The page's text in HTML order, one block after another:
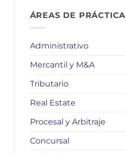
ÁREAS DE PRÁCTICA
Administrativo
Mercantil y M&A
Tributario
Real Estate
Procesal y Arbitraje
Concursal